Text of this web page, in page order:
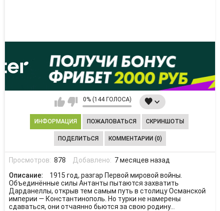
0% (144 ГОЛОСА)
ИНФОРМАЦИЯ ПОЖАЛОВАТЬСЯ СКРИНШОТЫ
ПОДЕЛИТЬСЯ КОММЕНТАРИИ (0)
Просмотров: 878 Добавлено: 7 месяцев назад
Описание:
1915 год, разгар Первой мировой войны.
Объединённые силы Антанты пытаются захватить
Дарданеллы, открыв тем самым путь в столицу Османской
империи — Константинополь. Но турки не намерены
сдаваться, они отчаянно бьются за свою родину...